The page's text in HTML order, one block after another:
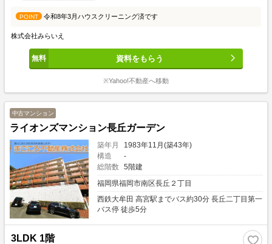
POINT 令和8年3月ハウスクリーニング済です
株式会社みらいえ
資料をもらう
※Yahoo!不動産へ移動
中古マンション
ライオンズマンション長丘ガーデン
築年月
1983年11月(築43年)
構造
-
総階数
5階建
福岡県福岡市南区長丘２丁目
西鉄大牟田 高宮駅までバス約30分 長丘二丁目第一
バス停 徒歩5分
3LDK 1階